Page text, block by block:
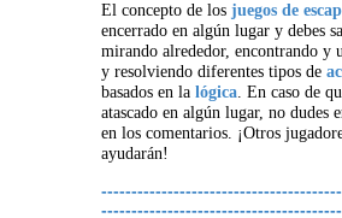
El concepto de los juegos de
encerrado en algún lugar y debes
mirando alrededor, encontrando y
y resolviendo diferentes tipos de
basados en la lógica. En caso de
atascado en algún lugar, no dudes
en los comentarios. ¡Otros
ayudarán!